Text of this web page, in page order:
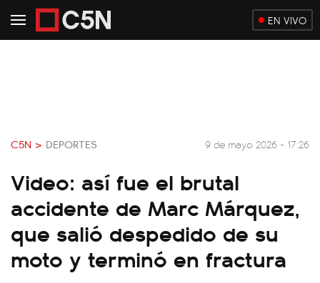
EN VIVO
C5N > DEPORTES 9 de mayo 2026 - 17:26
Video: así fue el brutal
accidente de Marc Márquez,
que salió despedido de su
moto y terminó en fractura